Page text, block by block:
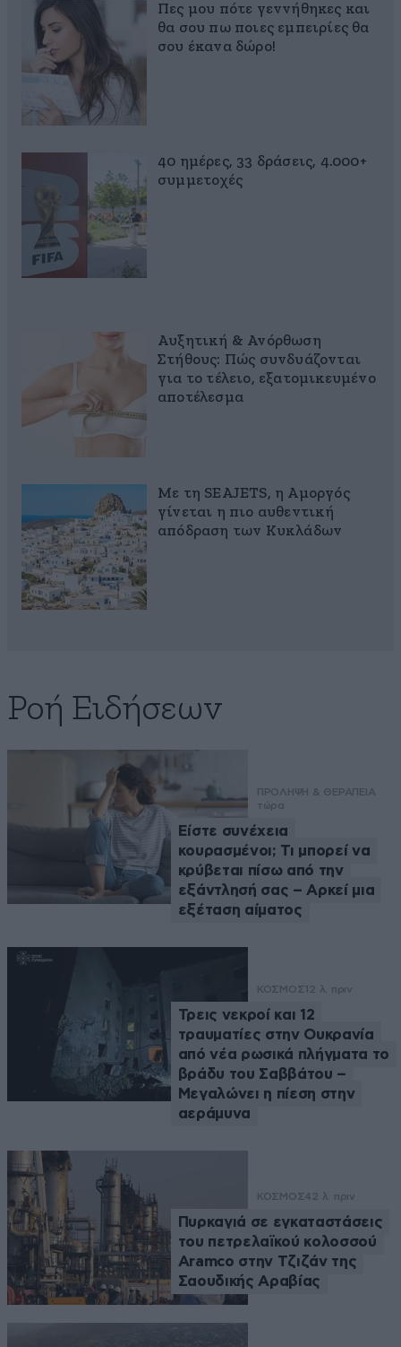
Πες μου πότε γεννήθηκες και
θα σου πω ποιες εμπειρίες θα
σου έκανα δώρο!
40 ημέρες, 33 δράσεις, 4.000+
συμμετοχές
Αυξητική & Ανόρθωση
Στήθους: Πώς συνδυάζονται
για το τέλειο, εξατομικευμένο
αποτέλεσμα
Με τη SEAJETS, η Αμοργός
γίνεται η πιο αυθεντική
απόδραση των Κυκλάδων
Ροή Ειδήσεων
ΠΡΟΛΗΨΗ & ΘΕΡΑΠΕΙΑ
τώρα
Είστε συνέχεια
κουρασμένοι; Τι μπορεί να
κρύβεται πίσω από την
εξάντλησή σας – Αρκεί μια
εξέταση αίματος
ΚΟΣΜΟΣ 12 λ. πριν
Τρεις νεκροί και 12
τραυματίες στην Ουκρανία
από νέα ρωσικά πλήγματα το
βράδυ του Σαββάτου –
Μεγαλώνει η πίεση στην
αεράμυνα
ΚΟΣΜΟΣ42 λ. πριν
Πυρκαγιά σε εγκαταστάσεις
του πετρελαϊκού κολοσσού
Aramco στην Τζιζάν της
Σαουδικής Αραβίας